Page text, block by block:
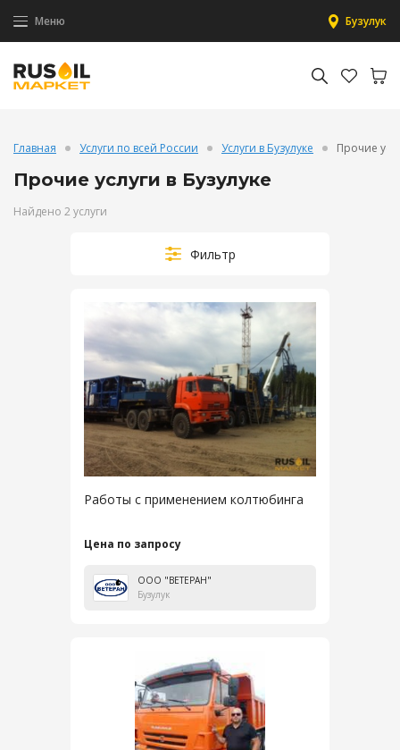
Меню Бузулук
Главная Услуги по всей России Услуги в Бузулуке Прочие
Прочие услуги в Бузулуке
Найдено 2 услуги
Фильтр
Работы с применением колтюбинга
Цена по запросу
ООО "ВЕТЕРАН"
Бузулук